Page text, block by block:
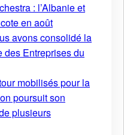
: l’Albanie et
en août
avons consolidé la
des Entreprises du
mobilisés pour la
poursuit son
plusieurs